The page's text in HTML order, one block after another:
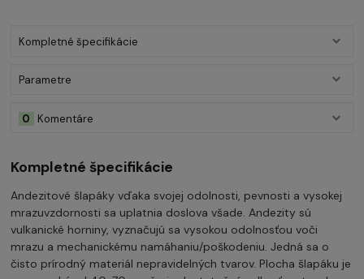
Kompletné špecifikácie
Parametre
Komentáre
0
Kompletné špecifikácie
Andezitové šlapáky vďaka svojej odolnosti, pevnosti a vysokej
mrazuvzdornosti sa uplatnia doslova všade. Andezity sú
vulkanické horniny, vyznačujú sa vysokou odolnosťou voči
mrazu a mechanickému namáhaniu/poškodeniu. Jedná sa o
čisto prírodný materiál nepravidelných tvarov. Plocha šlapáku je